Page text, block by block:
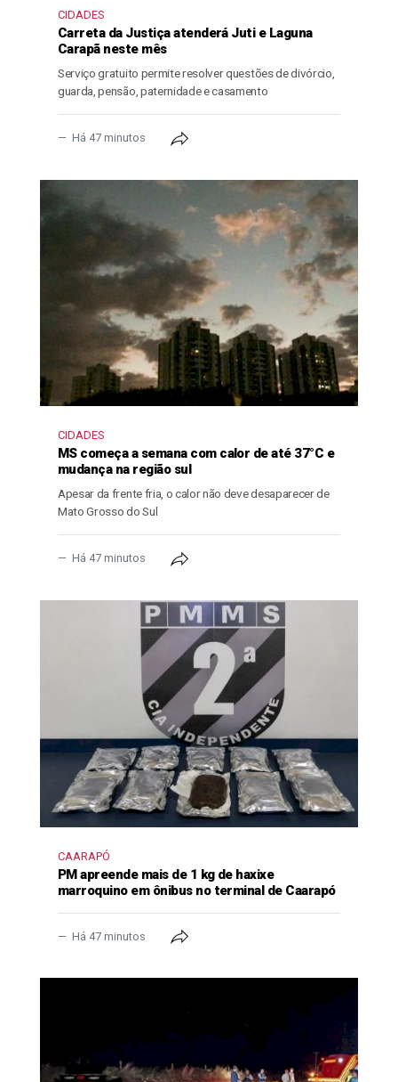
CIDADES
Carreta da Justiça atenderá Juti e Laguna
Carapã neste mês
Serviço gratuito permite resolver questões de divórcio,
guarda, pensão, paternidade e casamento
Há 47 minutos
CIDADES
MS começa a semana com calor de até 37°C e
mudança na região sul
Apesar da frente fria, o calor não deve desaparecer de
Mato Grosso do Sul
Há 47 minutos
CAARAPÓ
PM apreende mais de 1 kg de haxixe
marroquino em ônibus no terminal de Caarapó
Há 47 minutos